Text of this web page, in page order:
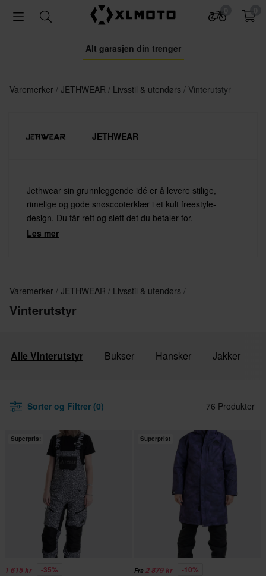
Alt garasjen din trenger
Varemerker JETHWEAR Livsstil & utendørs Vinterutstyr
JETHWEAR
Jethwear sin grunnleggende idé er å levere stilige,
rimelige og gode snøscooterklær i et kult freestyle-
design. Du får rett og slett det du betaler for.
Les mer
Varemerker JETHWEAR Livsstil & utendørs
Vinterutstyr
Alle Vinterutstyr Bukser Hansker Jakker
Sorter og Filtrer (0) 76 Produkter
Superpris!
1 615 kr -35%
Superpris!
Fra 2 879 kr -10%